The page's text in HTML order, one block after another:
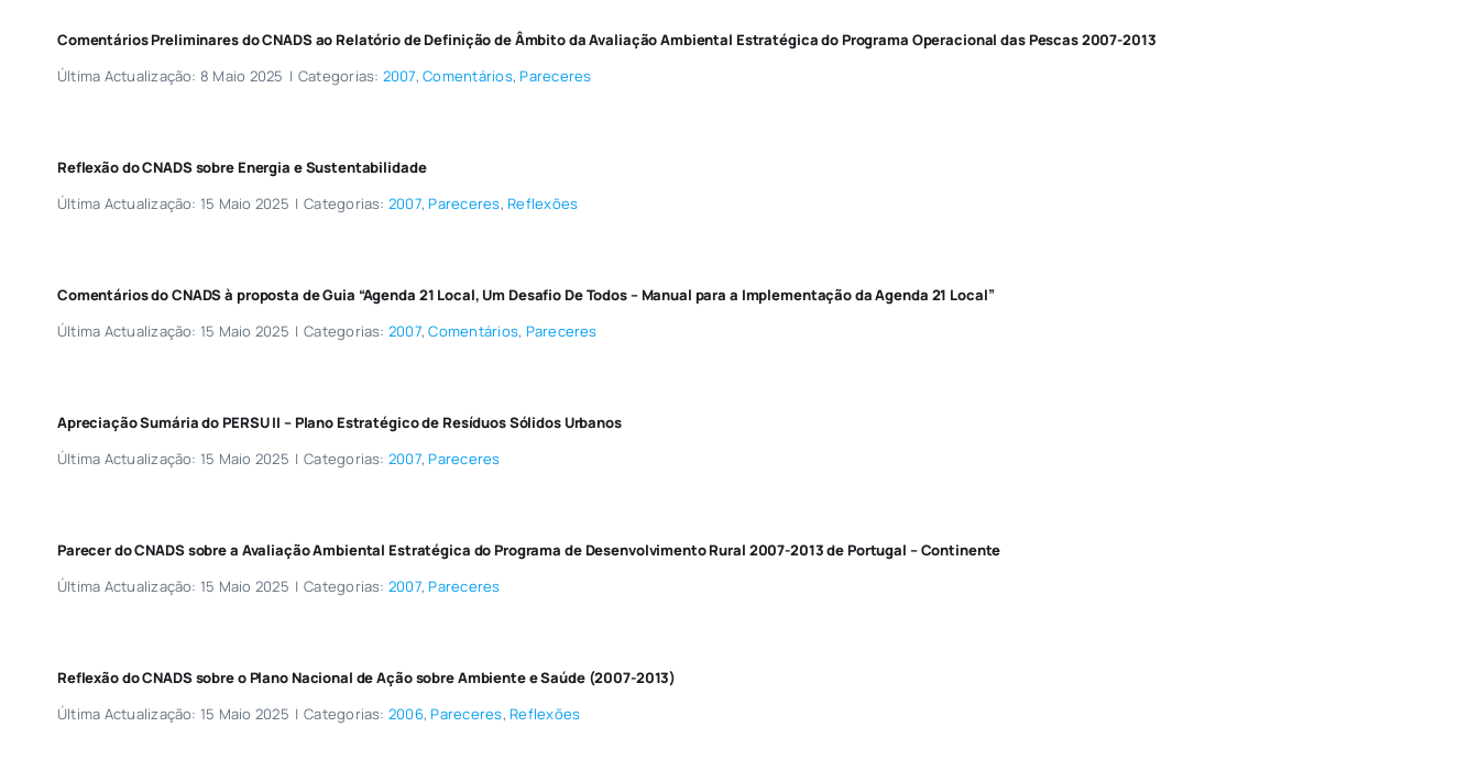
Comentários Preliminares do CNADS ao Relatório de Definição de Âmbito da Avaliação Ambiental Estratégica do Programa Operacional das Pescas 2007-2013
Última Actualização: 8 Maio 2025 | Categorias: 2007,Comentários,Pareceres
Reflexão do CNADS sobre Energia e Sustentabilidade
Última Actualização: 15 Maio 2025 | Categorias: 2007,Pareceres,Reflexões
Comentários do CNADS à proposta de Guia “Agenda 21 Local, Um Desafio De Todos – Manual para a Implementação da Agenda 21 Local”
Última Actualização: 15 Maio 2025 | Categorias: 2007,Comentários, Pareceres
Apreciação Sumária do PERSU II – Plano Estratégico de Resíduos Sólidos Urbanos
Última Actualização: 15 Maio 2025 | Categorias: 2007,Pareceres
Parecer do CNADS sobre a Avaliação Ambiental Estratégica do Programa de Desenvolvimento Rural 2007-2013 de Portugal – Continente
Última Actualização: 15 Maio 2025 | Categorias: 2007,Pareceres
Reflexão do CNADS sobre o Plano Nacional de Ação sobre Ambiente e Saúde (2007-2013)
Última Actualização: 15 Maio 2025 | Categorias: 2006,Pareceres,Reflexões